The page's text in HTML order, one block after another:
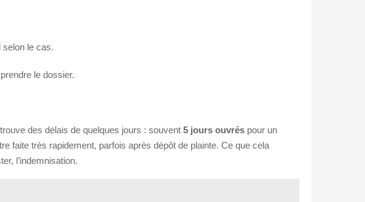
selon le cas.
le dossier.
des délais de quelques jours : souvent 5 jours ouvrés pour un
faite très rapidement, parfois après dépôt de plainte. Ce que cela
l’indemnisation.